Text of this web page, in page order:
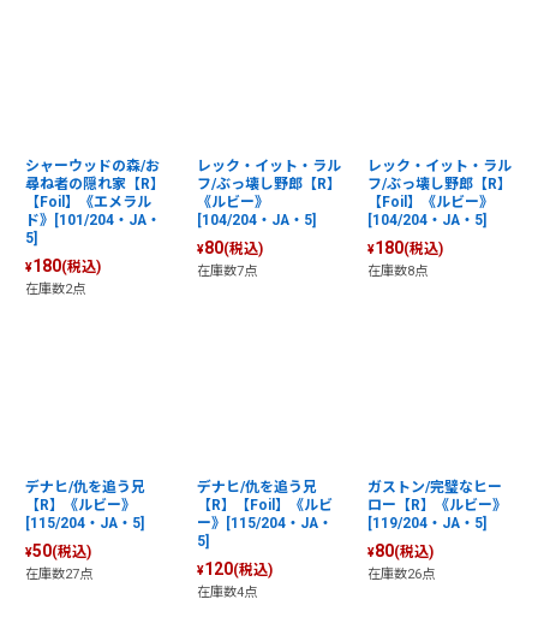
シャーウッドの森/お
尋ね者の隠れ家【R】
【Foil】《エメラル
ド》[101/204・JA・
5]
¥180(税込)
在庫数2点
レック・イット・ラル
フ/ぶっ壊し野郎【R】
《ルビー》
[104/204・JA・5]
¥80(税込)
在庫数7点
レック・イット・ラル
フ/ぶっ壊し野郎【R】
【Foil】《ルビー》
[104/204・JA・5]
¥180(税込)
在庫数8点
デナヒ/仇を追う兄
【R】《ルビー》
[115/204・JA・5]
¥50(税込)
在庫数27点
デナヒ/仇を追う兄
【R】【Foil】《ルビ
ー》[115/204・JA・
5]
¥120(税込)
在庫数4点
ガストン/完璧なヒー
ロー【R】《ルビー》
[119/204・JA・5]
¥80(税込)
在庫数26点